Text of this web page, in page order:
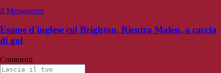
Il Messaggero
Esame d'inglese col Brighton. Rientra Malen, a caccia
di gol
Commenti